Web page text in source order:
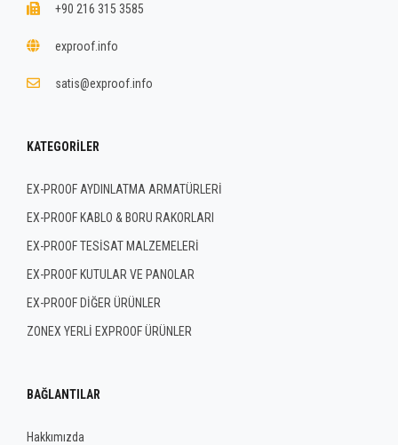
+90 216 315 3585
exproof.info
satis@exproof.info
KATEGORILER
EX-PROOF AYDINLATMA ARMATÜRLERİ
EX-PROOF KABLO & BORU RAKORLARI
EX-PROOF TESİSAT MALZEMELERİ
EX-PROOF KUTULAR VE PANOLAR
EX-PROOF DİĞER ÜRÜNLER
ZONEX YERLİ EXPROOF ÜRÜNLER
BAĞLANTILAR
Hakkımızda